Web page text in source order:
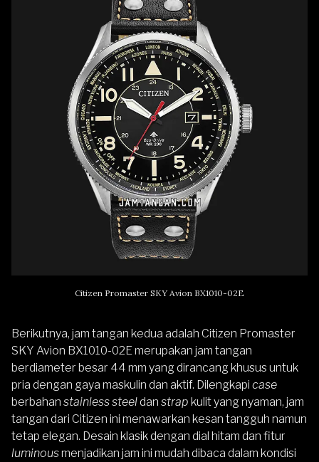
Citizen Promaster SKY Avion BX1010-02E
Berikutnya, jam tangan kedua adalah Citizen Promaster
SKY Avion BX1010-02Emerupakan jam tangan
berdiameter besar 44 mm yang dirancang khusus untuk
pria dengan gaya maskulin dan aktif. Dilengkapi case
berbahan stainless steeldan strap kulit yang nyaman, jam
tangan dari Citizen ini menawarkan kesan tangguh namun
tetap elegan. Desain klasik dengan dial hitam dan fitur
luminousmenjadikan jam ini mudah dibaca dalam kondisi